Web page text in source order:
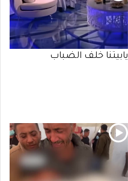
يابيتنا خلف الضباب